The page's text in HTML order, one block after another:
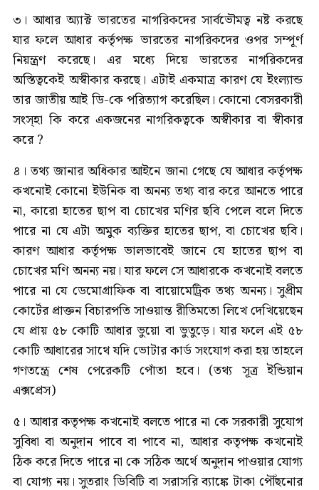
৩। আধার অ্যাক্ট ভারতের নাগরিকদের সার্বভৌমত্ব নষ্ট করছে
যার ফলে আধার কর্তৃপক্ষ ভারতের নাগরিকদের ওপর সম্পূর্ণ
নিয়ন্ত্রণ করেছে। এর মধ্যে দিয়ে ভারতের নাগরিকদের
অস্তিত্বকেই অস্বীকার করছে। এটাই একমাত্র কারণ যে ইংল্যান্ড
তার জাতীয় আই ডি-কে পরিত্যাগ করেছিল। কোনো বেসরকারী
সংস্হা কি করে একজনের নাগরিকত্বকে অস্বীকার বা স্বীকার
করে ?
৪। তথ্য জানার অধিকার আইনে জানা গেছে যে আধার কর্তৃপক্ষ
কখনোই কোনো ইউনিক বা অনন্য তথ্য বার করে আনতে পারে
না, কারো হাতের ছাপ বা চোখের মণির ছবি পেলে বলে দিতে
পারে না যে এটা অমুক ব্যক্তির হাতের ছাপ, বা চোখের ছবি।
কারণ আধার কর্তৃপক্ষ ভালভাবেই জানে যে হাতের ছাপ বা
চোখের মণি অনন্য নয়। যার ফলে সে আধারকে কখনোই বলতে
পারে না যে ডেমোগ্রাফিক বা বায়োমেট্রিক তথ্য অনন্য। সুপ্রীম
কোর্টের প্রাক্তন বিচারপতি সাওয়ান্ত রীতিমতো লিখে দেখিয়েছেন
যে প্রায় ৫৮ কোটি আধার ভুয়ো বা ভুতুড়ে। যার ফলে এই ৫৮
কোটি আধারের সাথে যদি ভোটার কার্ড সংযোগ করা হয় তাহলে
গণতন্ত্রে শেষ পেরেকটি পোঁতা হবে। (তথ্য সূত্র ইন্ডিয়ান
এক্সপ্রেস)
৫। আধার কতৃপক্ষ কখনোই বলতে পারে না কে সরকারী সুযোগ
সুবিধা বা অনুদান পাবে বা পাবে না, আধার কতৃপক্ষ কখনোই
ঠিক করে দিতে পারে না কে সঠিক অর্থে অনুদান পাওয়ার যোগ্য
বা যোগ্য নয়। সুতরাং ডিবিটি বা সরাসরি ব্যাঙ্কে টাকা পৌঁছনোর